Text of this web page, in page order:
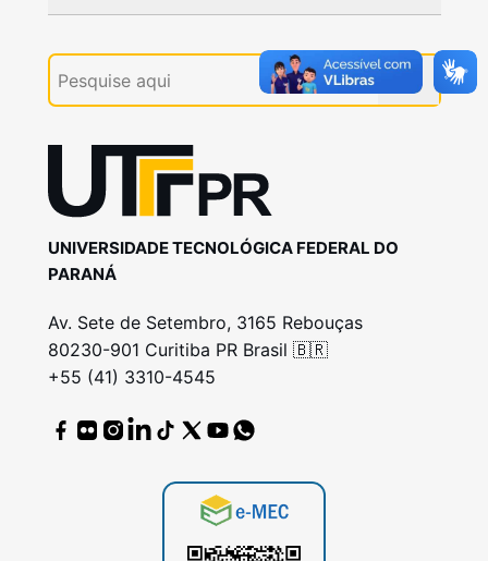
UNIVERSIDADE TECNOLÓGICA FEDERAL DO
PARANÁ
Av. Sete de Setembro, 3165 Rebouças
80230-901 Curitiba PR Brasil 🇧🇷
+55 (41) 3310-4545